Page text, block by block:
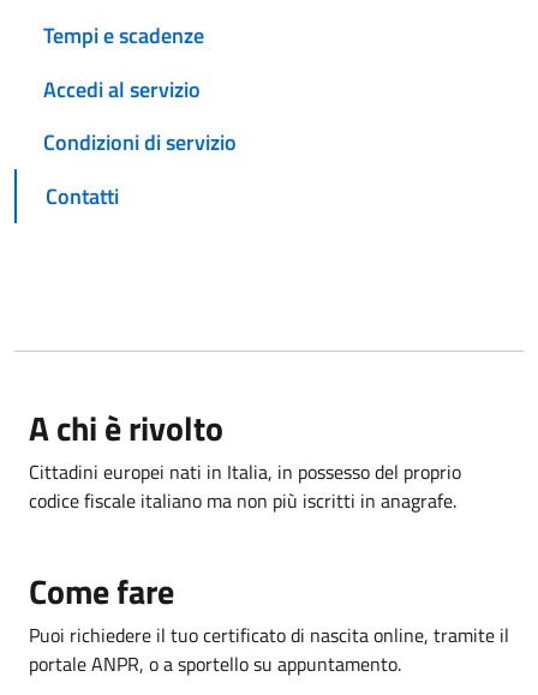
Tempi e scadenze
Accedi al servizio
Condizioni di servizio
Contatti
A chi è rivolto
Cittadini europei nati in Italia, in possesso del proprio
codice fiscale italiano ma non più iscritti in anagrafe.
Come fare
Puoi richiedere il tuo certificato di nascita online, tramite il
portale ANPR, o a sportello su appuntamento.